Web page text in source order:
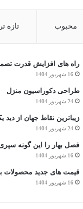
محبوب تازه
راه های افزایش قدرت
16 شهریور 1404
طراحی دکوراسیون منزل
24 شهریور 1404
زیباترین نقاط جهان از
24 شهریور 1404
فصل بهار را این گونه
16 شهریور 1404
قیمت های جدید محصولات
16 شهریور 1404